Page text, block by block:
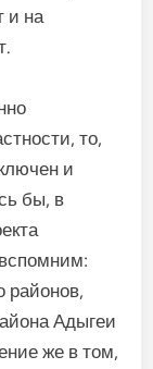
и на
то,
и
бы, в
районов,
Адыгеи
же в том,